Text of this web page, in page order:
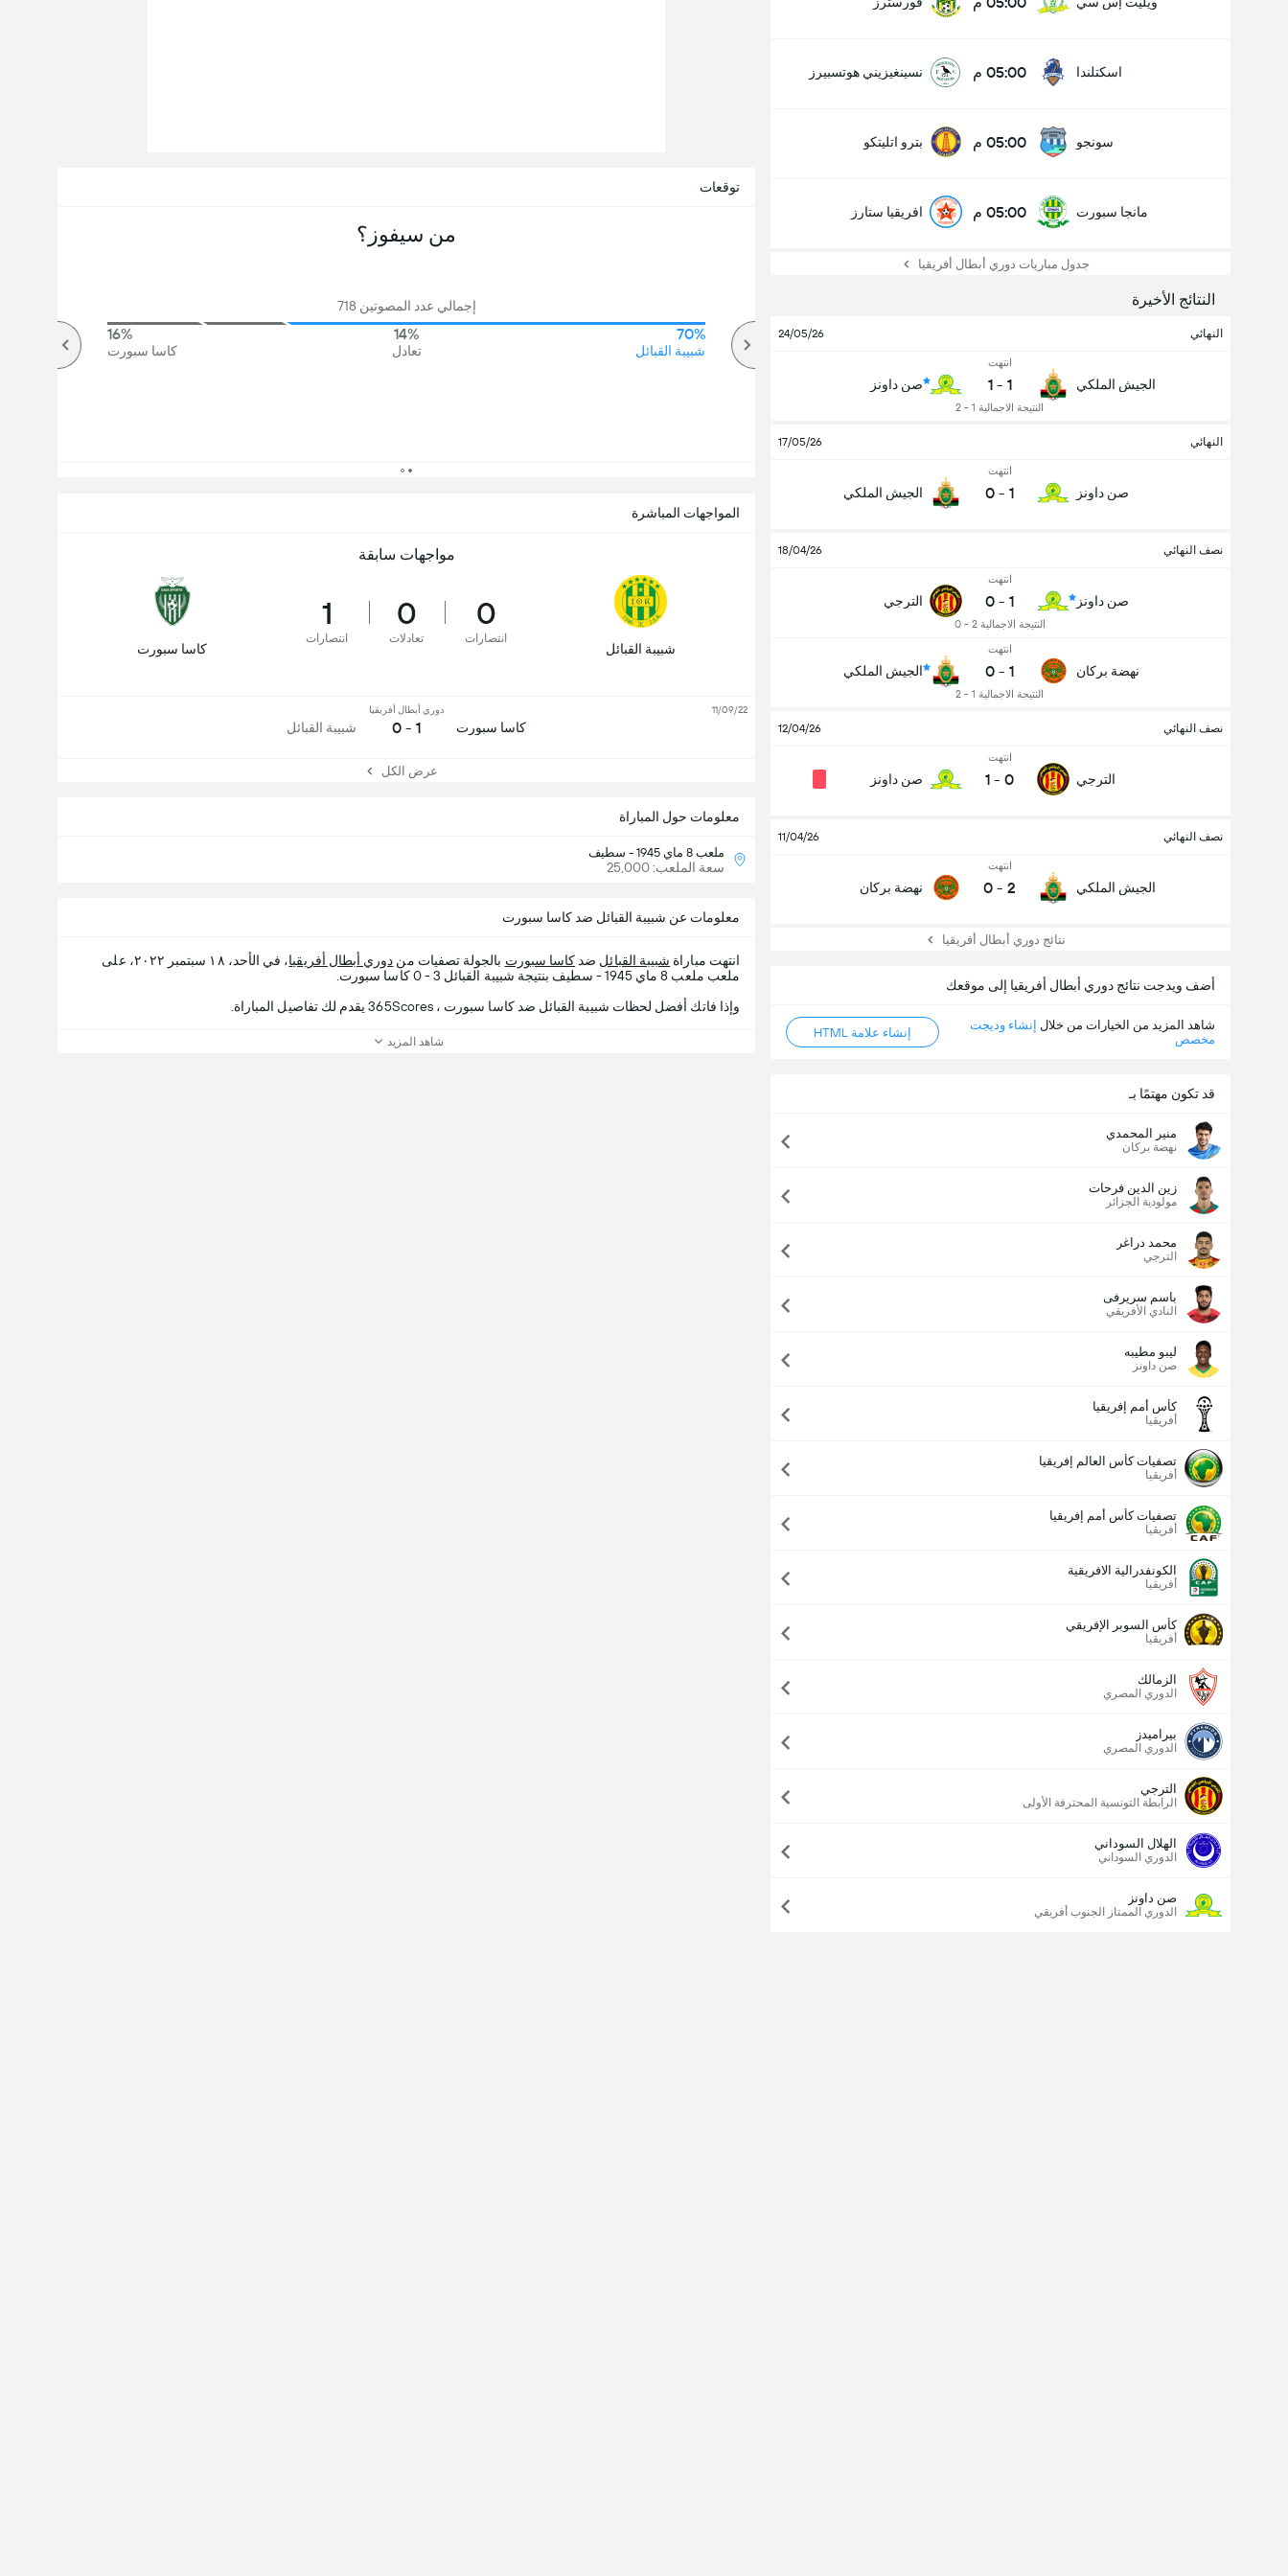
اسكتلندا 05:00 م نسينغيزيني هوتسبيرز
سونجو 05:00 م بترو اتليتكو
مانجا سبورت 05:00 م افريقيا ستارز
جدول مباريات دوري أبطال أفريقيا
النتائج الأخيرة
النهائي 24/05/26
الجيش الملكي
انتهت
1
-
1
النتيجة الاجمالية 1 - 2
صن داونز
النهائي 17/05/26
صن داونز
انتهت
1
-
0 الجيش الملكي
نصف النهائي 18/04/26
صن داونز
انتهت
1
-
0
النتيجة الاجمالية 2 - 0
الترجي
نهضة بركان
انتهت
1
-
0
النتيجة الاجمالية 1 - 2
الجيش الملكي
نصف النهائي 12/04/26
الترجي
انتهت
0
-
1 صن داونز
نصف النهائي 11/04/26
الجيش الملكي
انتهت
2
-
0 نهضة بركان
نتائج دوري أبطال أفريقيا
أضف ويدجت نتائج دوري أبطال أفريقيا إلى موقعك
شاهد المزيد من الخيارات من خلال إنشاء وديجت
مخصص
إنشاء علامة HTML
قد تكون مهتمًا بـ
منير المحمدي
نهضة بركان
زين الدين فرحات
مولودية الجزائر
محمد دراغر
الترجي
باسم سريرفى
النادي الأفريقي
ليبو مطيبه
صن داونز
كأس أمم إفريقيا
أفريقيا
تصفيات كأس العالم إفريقيا
أفريقيا
تصفيات كأس أمم إفريقيا
أفريقيا
الكونفدرالية الافريقية
أفريقيا
كأس السوبر الإفريقي
أفريقيا
الزمالك
الدوري المصري
بيراميدز
الدوري المصري
الترجي
الرابطة التونسية المحترفة الأولى
الهلال السوداني
الدوري السوداني
صن داونز
الدوري الممتاز الجنوب أفريقي
معلومات حول المباراة
ملعب 8 ماي 1945 - سطيف
سعة الملعب: 25,000
توقعات
من سيفوز؟
إجمالي عدد المصوتين 718
70%
شبيبة القبائل
14%
تعادل
16%
كاسا سبورت
عدد الاهداف (2.5)
54%
المواجهات المباشرة
مواجهات سابقة
شبيبة القبائل
0
انتصارات
0
تعادلات
1
انتصارات
كاسا سبورت
كاسا سبورت
دوري أبطال أفريقيا
1 - 0 شبيبة القبائل
11/09/22
عرض الكل
معلومات عن شبيبة القبائل ضد كاسا سبورت
انتهت مباراة شبيبة القبائل ضد كاسا سبورت بالجولة تصفيات من دوري أبطال أفريقيا
، في الأحد، ١٨ سبتمبر ٢٠٢٢، على
ملعب ملعب 8 ماي 1945 - سطيف بنتيجة شبيبة القبائل 3 - 0 كاسا سبورت.
وإذا فاتك أفضل لحظات شبيبة القبائل ضد كاسا سبورت ، 365Scores يقدم لك تفاصيل المباراة.
شاهد المزيد